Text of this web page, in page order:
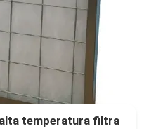
temperatura filtra